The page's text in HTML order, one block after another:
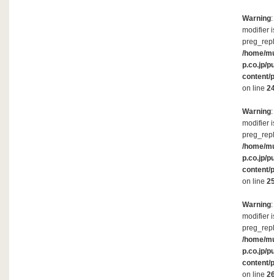
Warning
modifier
/home/
p.co.jp/
content/
on line
Warning
modifier
/home/
p.co.jp/
content/
on line
Warning
modifier
/home/
p.co.jp/
content/
on line